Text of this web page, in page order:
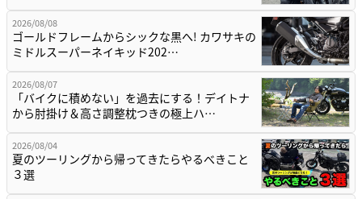
2026/08/08
ゴールドフレームからシックな黒へ! カワサキの
ミドルスーパーネイキッド202…
2026/08/07
「バイクに積めない」を過去にする！デイトナ
から肘掛け＆高さ調整枕つきの極上ハ…
2026/08/04
夏のツーリングから帰ってきたらやるべきこと
３選